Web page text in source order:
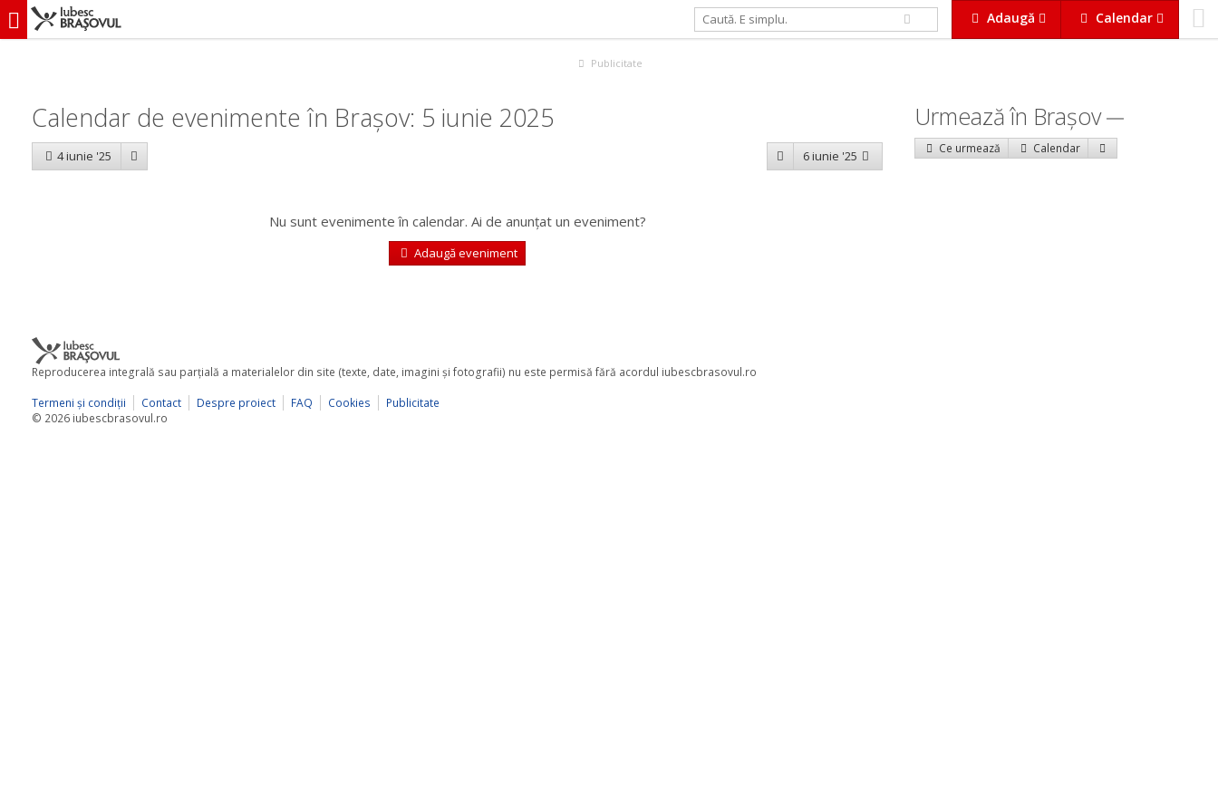
Adaugă Calendar
iubescbraşovul.ro
Publicitate
Calendar de evenimente în Brașov: 5 iunie 2025
4 iunie '25 6 iunie '25
Nu sunt evenimente în calendar. Ai de anunțat un eveniment?
Adaugă eveniment
Urmează în Braşov
Ce urmează Calendar
Reproducerea integrală sau parţială a materialelor din site (texte, date, imagini şi fotografii) nu este permisă fără acordul iubescbrasovul.ro
Termeni şi condiţii
Contact Despre proiect FAQ Cookies
Publicitate
© 2026 iubescbrasovul.ro